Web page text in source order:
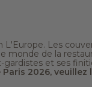
Les
monde de la
et ses
2026,